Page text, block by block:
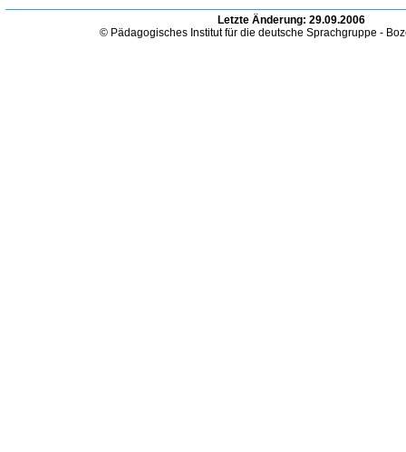
Letzte Änderung: 29.09.2006
© Pädagogisches Institut für die deutsche Sprachgruppe -